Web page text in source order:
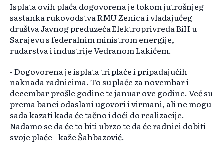
Isplata ovih plaća dogovorena je tokom jutrošnjeg
sastanka rukovodstva RMU Zenica i vladajućeg
društva Javnog preduzeća Elektroprivreda BiH u
Sarajevu s federalnim ministrom energije,
rudarstva i industrije Vedranom Lakićem.
- Dogovorena je isplata tri plaće i pripadajućih
naknada radnicima. To su plaće za novembar i
decembar prošle godine te januar ove godine. Već su
prema banci odaslani ugovori i virmani, ali ne mogu
sada kazati kada će tačno i doći do realizacije.
Nadamo se da će to biti ubrzo te da će radnici dobiti
svoje plaće - kaže Šahbazović.